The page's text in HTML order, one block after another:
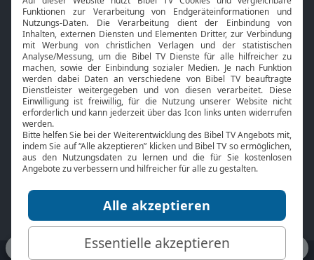
Neuigkeiten
Smart TV
HbbTV
Bibelthek Online-Bibel
Nächster Gottesdienst
Bibel TV
Über uns
Jobs
Mediadaten
Service
Kontakt
TV-Empfang